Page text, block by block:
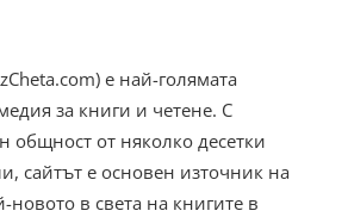
е най-голямата
за книги и четене. С
общност от няколко десетки
сайтът е основен източник на
в света на книгите в